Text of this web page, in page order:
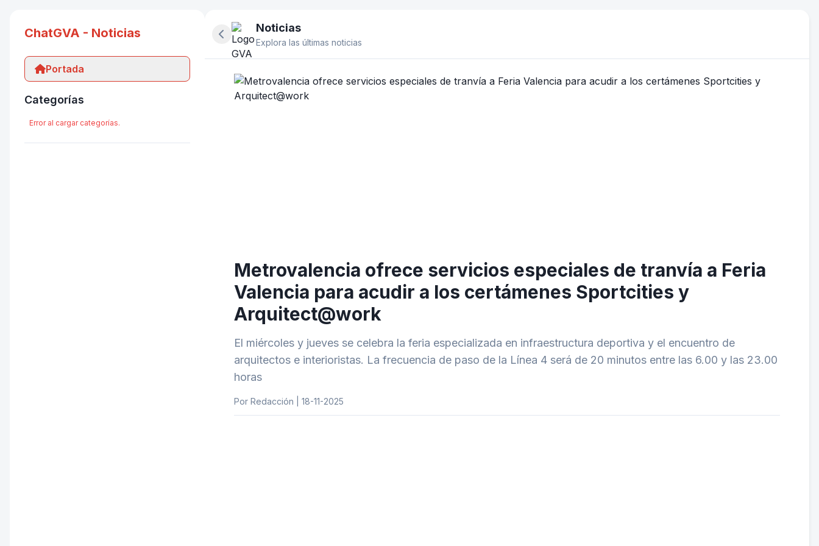
ChatGVA - Noticias
Portada
Categorías
Error al cargar categorías.
Ocultar panel lateral
Noticias
Explora las últimas noticias
Metrovalencia ofrece servicios especiales de tranvía a Feria
Valencia para acudir a los certámenes Sportcities y
Arquitect@work
El miércoles y jueves se celebra la feria especializada en infraestructura deportiva y el encuentro de
arquitectos e interioristas. La frecuencia de paso de la Línea 4 será de 20 minutos entre las 6.00 y las 23.00
horas
Por Redacción | 18-11-2025